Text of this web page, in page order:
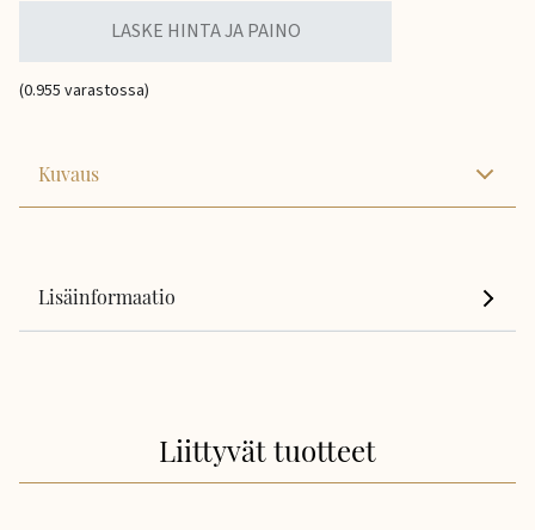
LASKE HINTA JA PAINO
(0.955 varastossa)
Kuvaus
Lisäinformaatio
Liittyvät tuotteet